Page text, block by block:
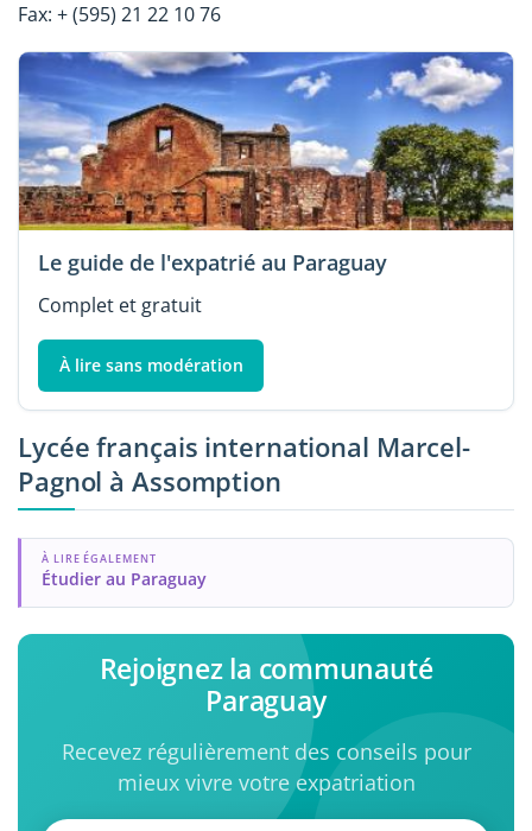
Fax: + (595) 21 22 10 76
Le guide de l'expatrié au Paraguay
Complet et gratuit
À lire sans modération
Lycée français international Marcel-
Pagnol à Assomption
À LIRE ÉGALEMENT
Étudier au Paraguay
Rejoignez la communauté
Paraguay
Recevez régulièrement des conseils pour
mieux vivre votre expatriation